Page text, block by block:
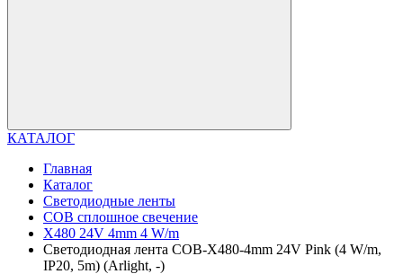
КАТАЛОГ
Главная
Каталог
Светодиодные ленты
COB сплошное свечение
X480 24V 4mm 4 W/m
Светодиодная лента COB-X480-4mm 24V Pink (4 W/m,
IP20, 5m) (Arlight, -)